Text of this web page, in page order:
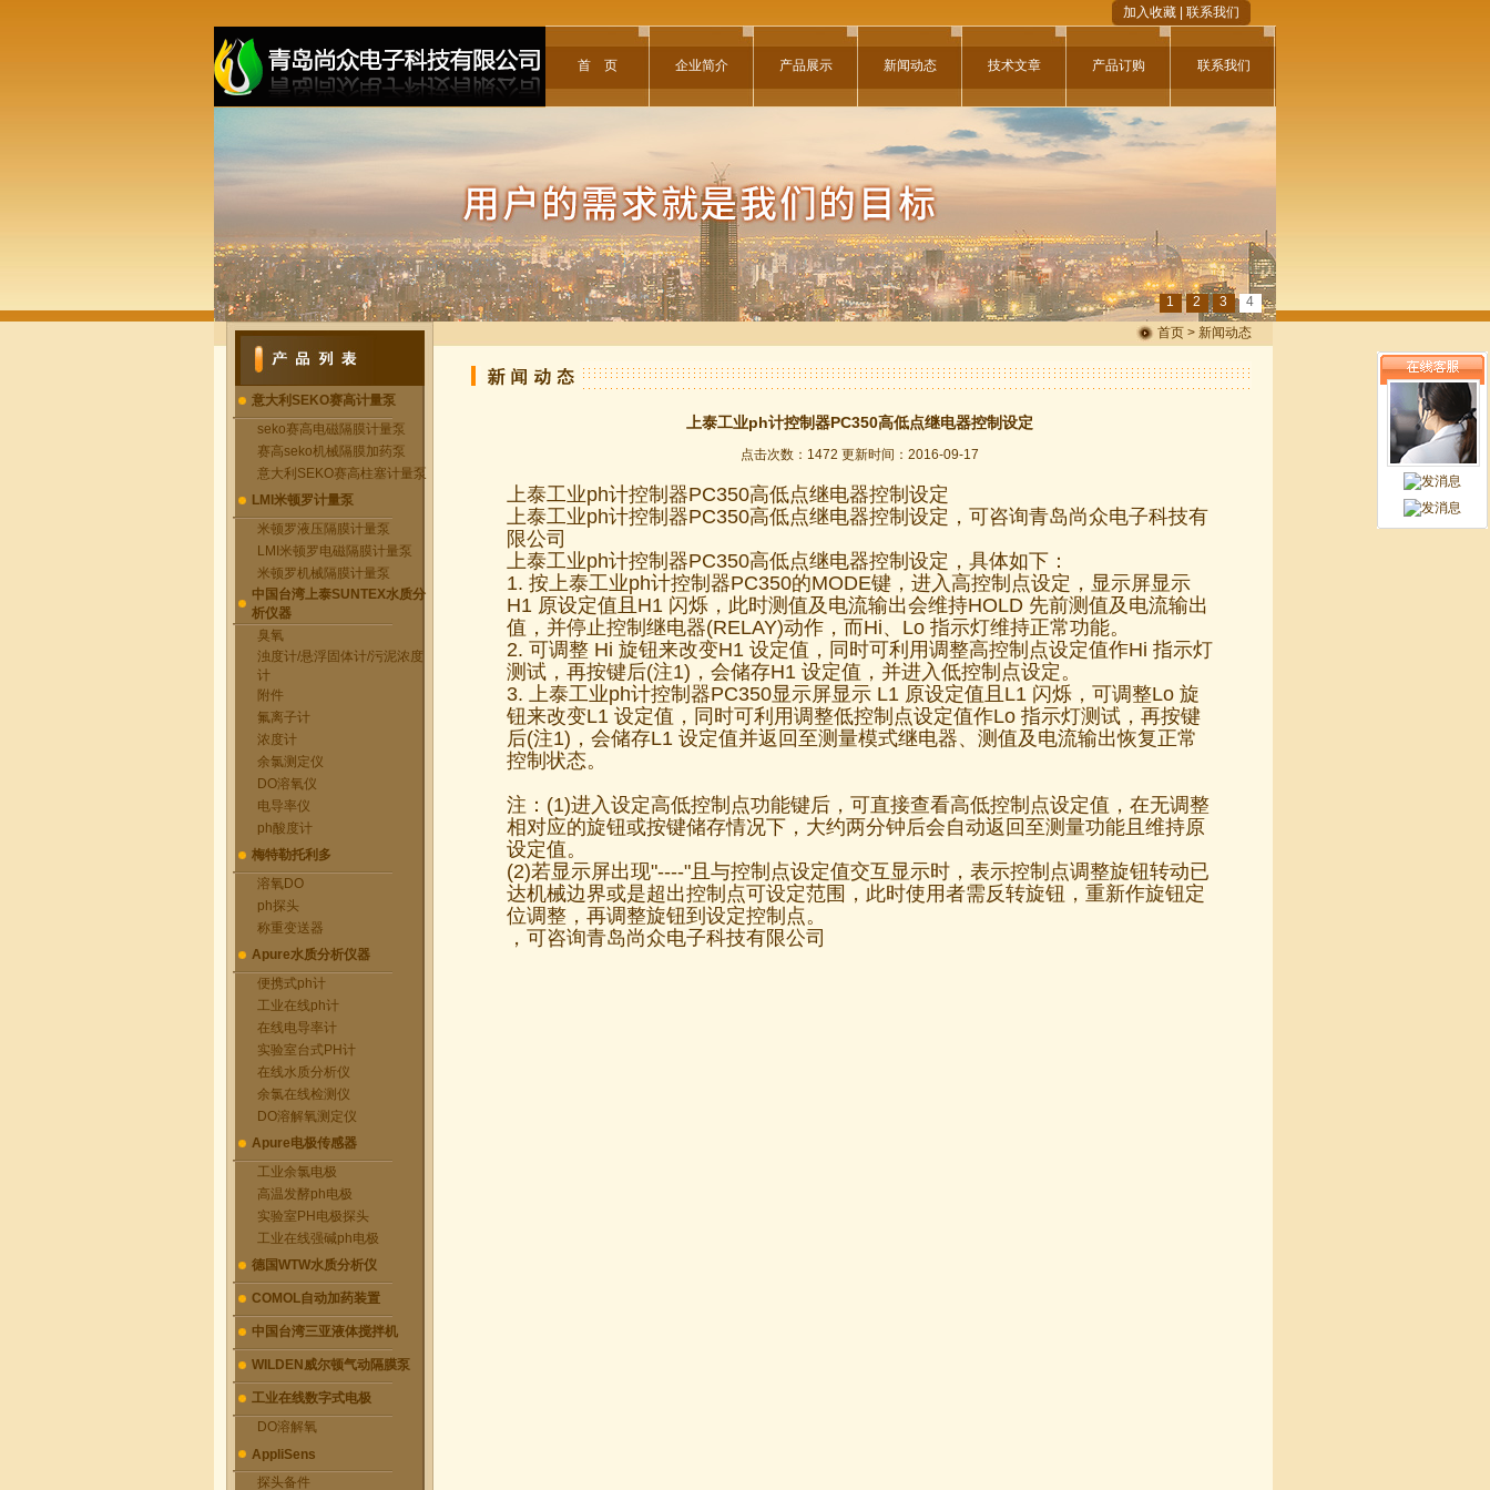
加入收藏 联系我们
首 页 企业简介 产品展示 新闻动态 技术文章 产品订购 联系我们
1 2 3 4
意大利SEKO赛高计量泵
seko赛高电磁隔膜计量泵
赛高seko机械隔膜加药泵
意大利SEKO赛高柱塞计量泵
LMI米顿罗计量泵
米顿罗液压隔膜计量泵
LMI米顿罗电磁隔膜计量泵
米顿罗机械隔膜计量泵
中国台湾上泰SUNTEX水质分
析仪器
臭氧
浊度计/悬浮固体计/污泥浓度
计
附件
氟离子计
浓度计
余氯测定仪
DO溶氧仪
电导率仪
ph酸度计
梅特勒托利多
溶氧DO
ph探头
称重变送器
Apure水质分析仪器
便携式ph计
工业在线ph计
在线电导率计
实验室台式PH计
在线水质分析仪
余氯在线检测仪
DO溶解氧测定仪
Apure电极传感器
工业余氯电极
高温发酵ph电极
实验室PH电极探头
工业在线强碱ph电极
德国WTW水质分析仪
COMOL自动加药装置
中国台湾三亚液体搅拌机
WILDEN威尔顿气动隔膜泵
工业在线数字式电极
DO溶解氧
AppliSens
探头备件
首页 > 新闻动态
上泰工业ph计控制器PC350高低点继电器控制设定
点击次数：1472 更新时间：2016-09-17
上泰工业ph计控制器PC350高低点继电器控制设定
上泰工业ph计控制器PC350高低点继电器控制设定，可咨询青岛尚众电子科技有
限公司
上泰工业ph计控制器PC350高低点继电器控制设定，具体如下：
1. 按上泰工业ph计控制器PC350的MODE键，进入高控制点设定，显示屏显示
H1 原设定值且H1 闪烁，此时测值及电流输出会维持HOLD 先前测值及电流输出
值，并停止控制继电器(RELAY)动作，而Hi、Lo 指示灯维持正常功能。
2. 可调整 Hi 旋钮来改变H1 设定值，同时可利用调整高控制点设定值作Hi 指示灯
测试，再按键后(注1)，会储存H1 设定值，并进入低控制点设定。
3. 上泰工业ph计控制器PC350显示屏显示 L1 原设定值且L1 闪烁，可调整Lo 旋
钮来改变L1 设定值，同时可利用调整低控制点设定值作Lo 指示灯测试，再按键
后(注1)，会储存L1 设定值并返回至测量模式继电器、测值及电流输出恢复正常
控制状态。
注：(1)进入设定高低控制点功能键后，可直接查看高低控制点设定值，在无调整
相对应的旋钮或按键储存情况下，大约两分钟后会自动返回至测量功能且维持原
设定值。
(2)若显示屏出现"----"且与控制点设定值交互显示时，表示控制点调整旋钮转动已
达机械边界或是超出控制点可设定范围，此时使用者需反转旋钮，重新作旋钮定
位调整，再调整旋钮到设定控制点。
，可咨询青岛尚众电子科技有限公司